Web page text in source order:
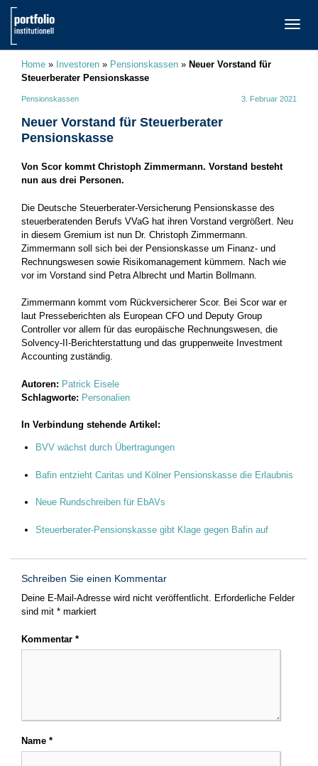
Home » Investoren » Pensionskassen » Neuer Vorstand für
Steuerberater Pensionskasse
Pensionskassen 3. Februar 2021
Neuer Vorstand für Steuerberater
Pensionskasse
Von Scor kommt Christoph Zimmermann. Vorstand besteht
nun aus drei Personen.
Die Deutsche Steuerberater-Versicherung Pensionskasse des
steuerberatenden Berufs VVaG hat ihren Vorstand vergrößert. Neu
in diesem Gremium ist nun Dr. Christoph Zimmermann.
Zimmermann soll sich bei der Pensionskasse um Finanz- und
Rechnungswesen sowie Risikomanagement kümmern. Nach wie
vor im Vorstand sind Petra Albrecht und Martin Bollmann.
Zimmermann kommt vom Rückversicherer Scor. Bei Scor war er
laut Presseberichten als European CFO und Deputy Group
Controller vor allem für das europäische Rechnungswesen, die
Solvency-II-Berichterstattung und das gruppenweite Investment
Accounting zuständig.
Autoren: Patrick Eisele
Schlagworte: Personalien
In Verbindung stehende Artikel:
BVV wächst durch Übertragungen
Bafin entzieht Caritas und Kölner Pensionskasse die Erlaubnis
Neue Rundschreiben für EbAVs
Steuerberater-Pensionskasse gibt Klage gegen Bafin auf
Schreiben Sie einen Kommentar
Deine E-Mail-Adresse wird nicht veröffentlicht. Erforderliche Felder
sind mit * markiert
Kommentar *
Name *